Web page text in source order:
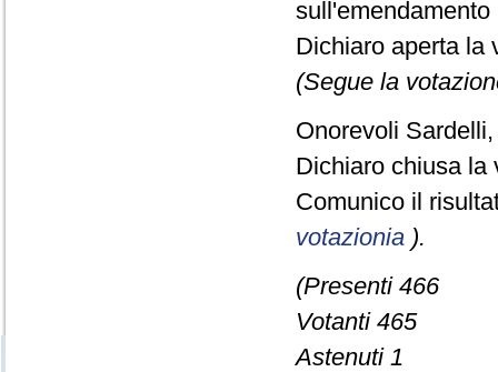
Dichiaro aperta la
(Segue la
Onorevoli
Dichiaro chiusa la
Comunico il
votazionia ).
(Presenti 466
Votanti 465
Astenuti 1